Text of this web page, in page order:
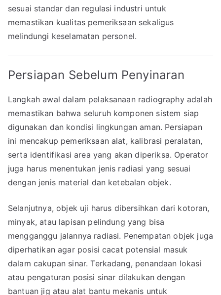
sesuai standar dan regulasi industri untuk
memastikan kualitas pemeriksaan sekaligus
melindungi keselamatan personel.
Persiapan Sebelum Penyinaran
Langkah awal dalam pelaksanaan radiography adalah
memastikan bahwa seluruh komponen sistem siap
digunakan dan kondisi lingkungan aman. Persiapan
ini mencakup pemeriksaan alat, kalibrasi peralatan,
serta identifikasi area yang akan diperiksa. Operator
juga harus menentukan jenis radiasi yang sesuai
dengan jenis material dan ketebalan objek.
Selanjutnya, objek uji harus dibersihkan dari kotoran,
minyak, atau lapisan pelindung yang bisa
mengganggu jalannya radiasi. Penempatan objek juga
diperhatikan agar posisi cacat potensial masuk
dalam cakupan sinar. Terkadang, penandaan lokasi
atau pengaturan posisi sinar dilakukan dengan
bantuan jig atau alat bantu mekanis untuk